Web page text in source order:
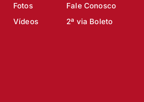
Fotos
Fale Conosco
Vídeos
2ª via Boleto